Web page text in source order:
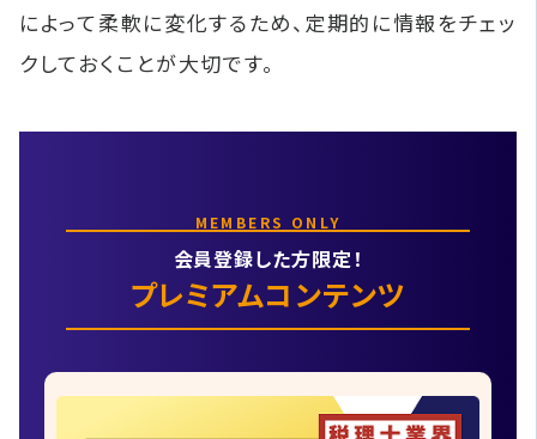
によって柔軟に変化するため、定期的に情報をチェッ
クしておくことが大切です。
MEMBERS ONLY
会員登録した方限定！
プレミアムコンテンツ